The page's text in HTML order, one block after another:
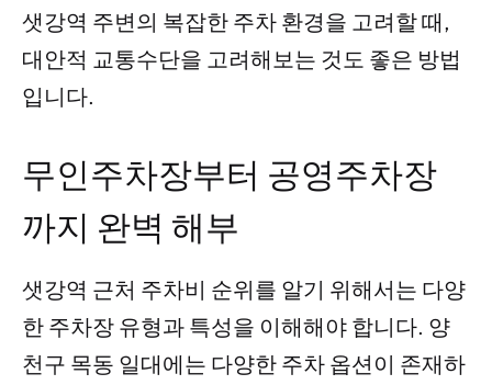
샛강역 주변의 복잡한 주차 환경을 고려할 때,
대안적 교통수단을 고려해보는 것도 좋은 방법
입니다.
무인주차장부터 공영주차장
까지 완벽 해부
샛강역 근처 주차비 순위를 알기 위해서는 다양
한 주차장 유형과 특성을 이해해야 합니다. 양
천구 목동 일대에는 다양한 주차 옵션이 존재하